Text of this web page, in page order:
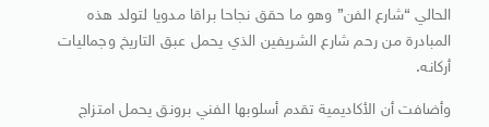
الحالي “شارع الفن” وهو ما حقق نجاحا براقا مدويا لتولد هذه
المبادرة من رحم شارع الشريفين الذي يحمل عبق التاريخ وجماليات
أركانه.
وأضافت أن الأكاديمية تقدم أسلوبها الفني برونق يحمل امتزاج